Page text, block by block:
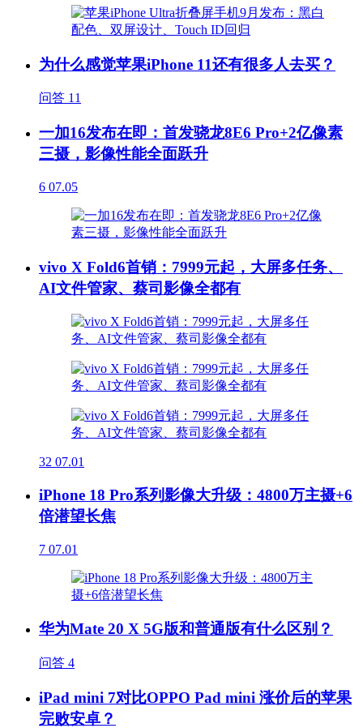
为什么感觉苹果iPhone 11还有很多人去买？
问答 11
一加16发布在即：首发骁龙8E6 Pro+2亿像素
三摄，影像性能全面跃升
6 07.05
vivo X Fold6首销：7999元起，大屏多任务、
AI文件管家、蔡司影像全都有
32 07.01
iPhone 18 Pro系列影像大升级：4800万主摄+6
倍潜望长焦
7 07.01
华为Mate 20 X 5G版和普通版有什么区别？
问答 4
iPad mini 7对比OPPO Pad mini 涨价后的苹果
完败安卓？